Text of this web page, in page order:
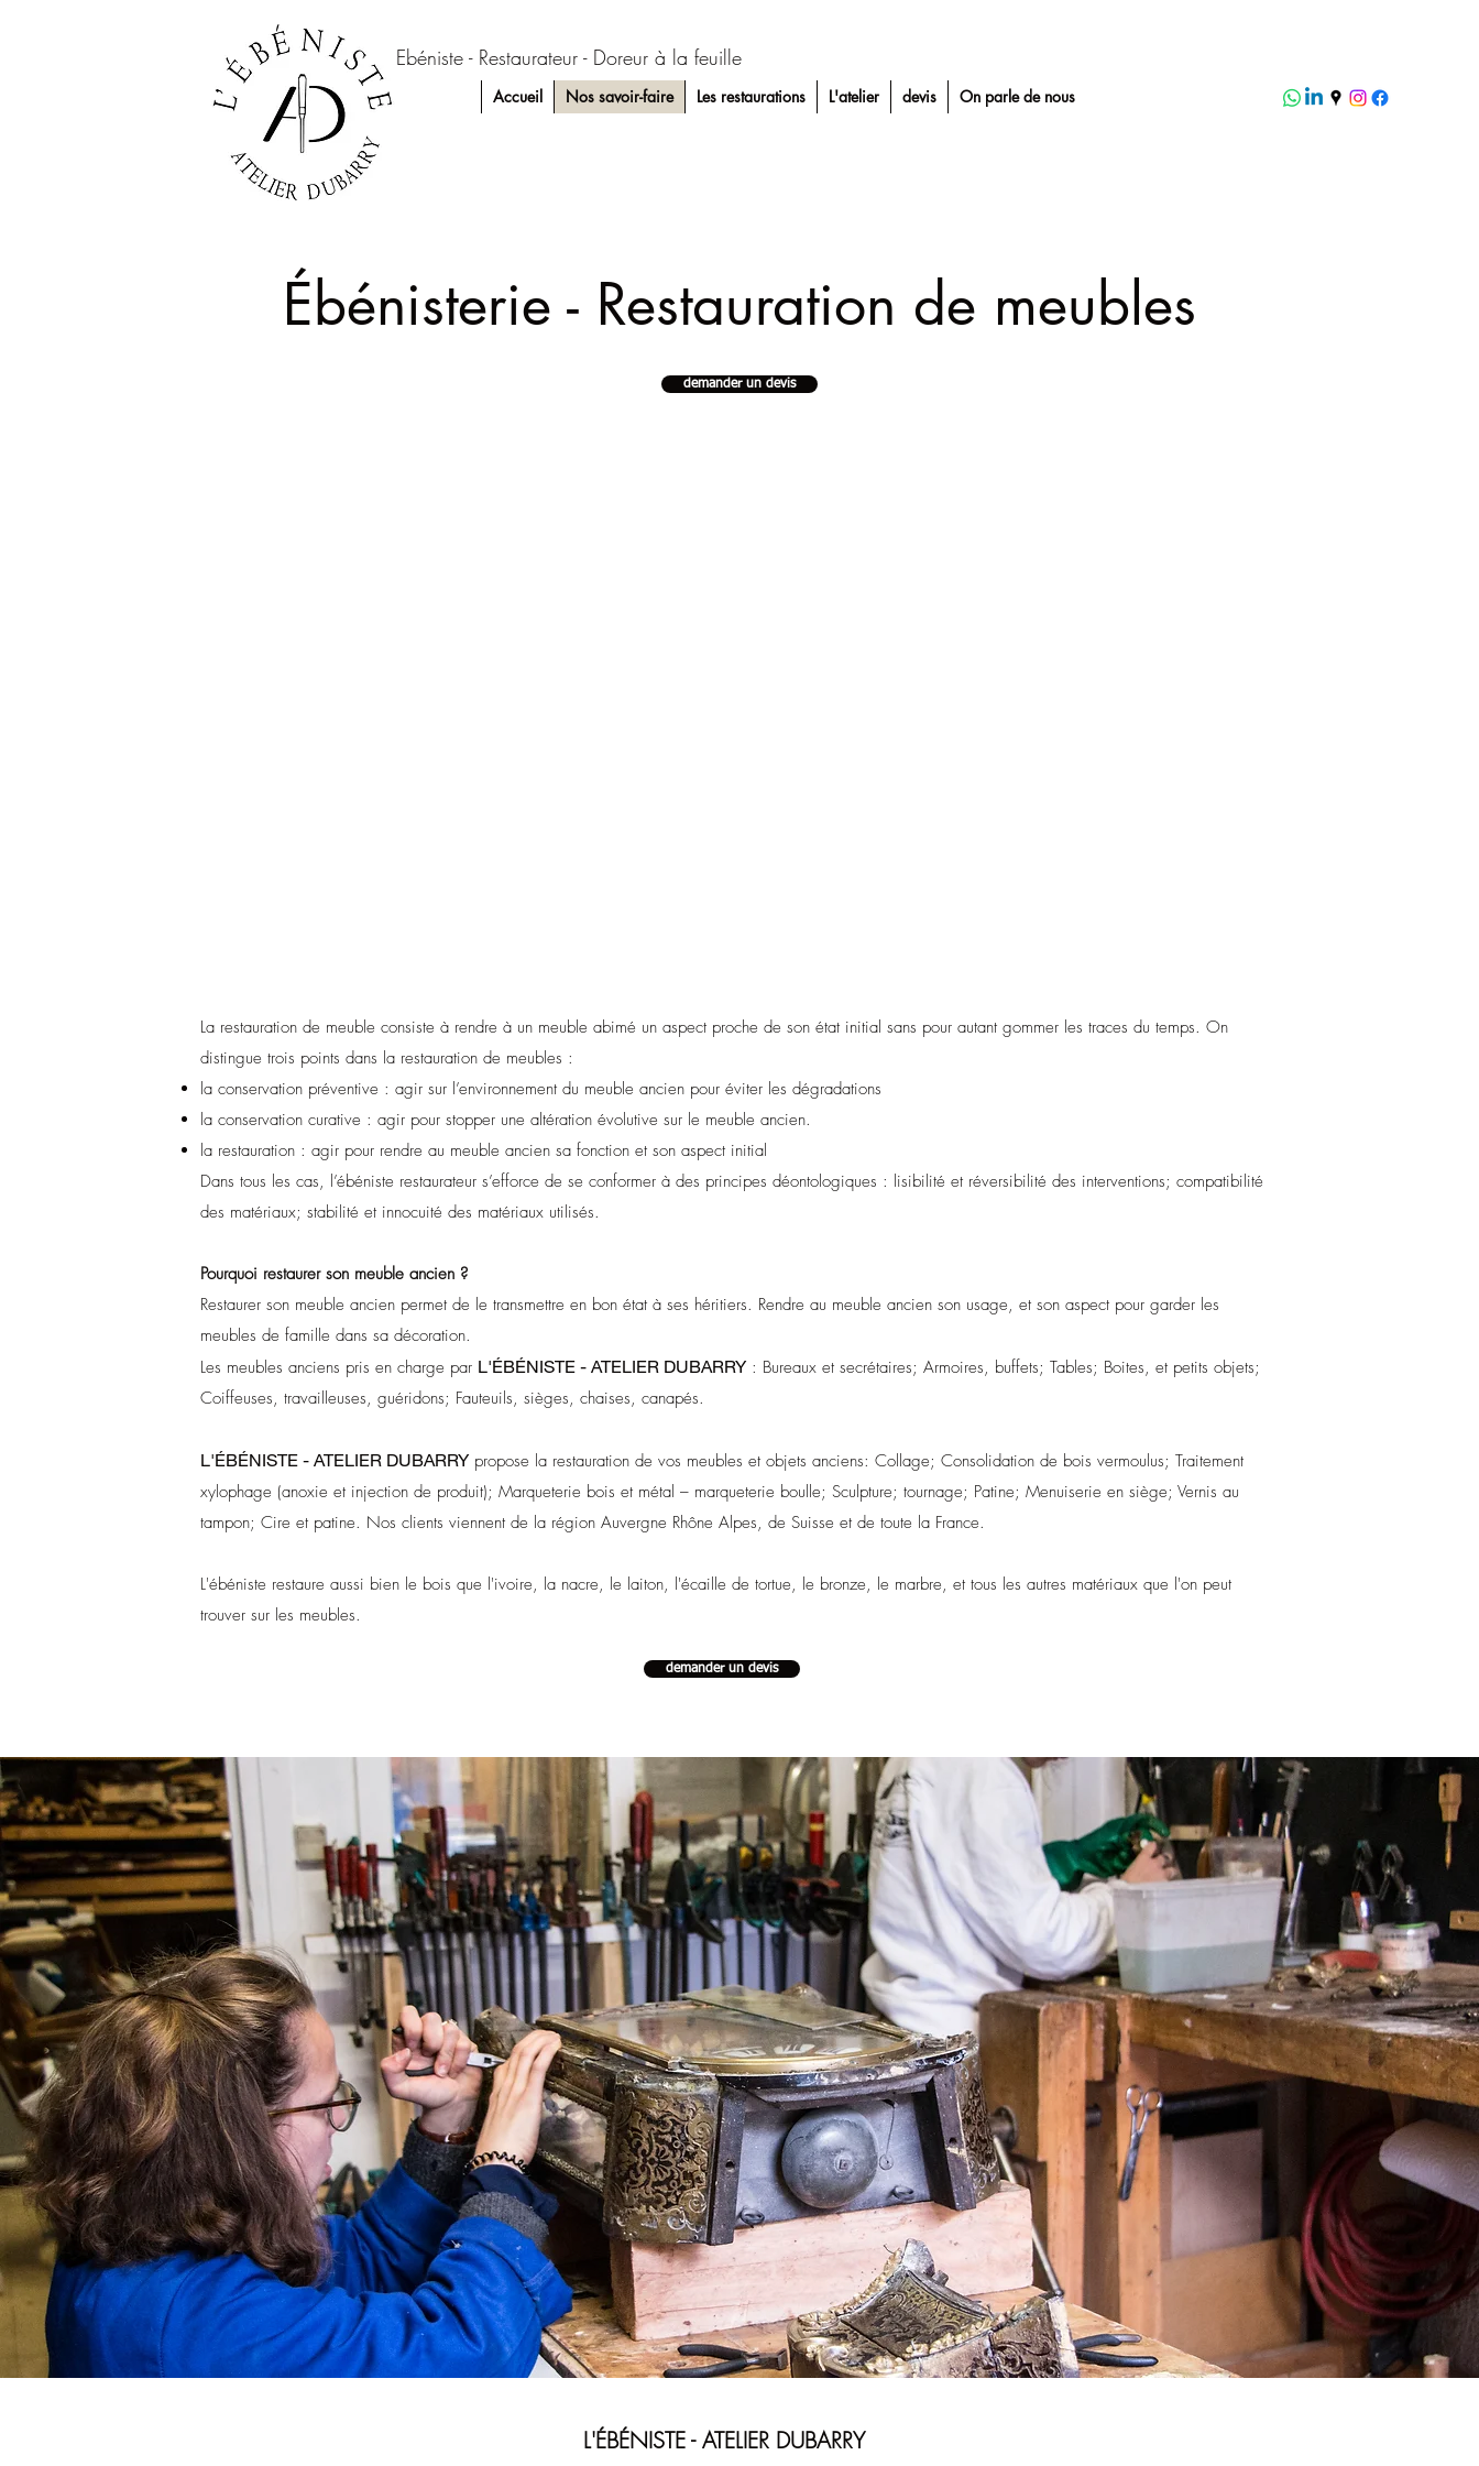
Ebéniste - Restaurateur - Doreur à la feuille
Accueil Nos savoir-faire Les restaurations L'atelier devis On parle de nous
Ébénisterie - Restauration de meubles
demander un devis
La restauration de meuble consiste à rendre à un meuble abimé un aspect proche de son état initial sans pour autant gommer les traces du temps. On
distingue trois points dans la restauration de meubles :
la conservation préventive : agir sur l’environnement du meuble ancien pour éviter les dégradations
la conservation curative : agir pour stopper une altération évolutive sur le meuble ancien.
la restauration : agir pour rendre au meuble ancien sa fonction et son aspect initial
Dans tous les cas, l’ébéniste restaurateur s’efforce de se conformer à des principes déontologiques : lisibilité et réversibilité des interventions; compatibilité
des matériaux; stabilité et innocuité des matériaux utilisés.
Pourquoi restaurer son meuble ancien ?
Restaurer son meuble ancien permet de le transmettre en bon état à ses héritiers. Rendre au meuble ancien son usage, et son aspect pour garder les
meubles de famille dans sa décoration.
Les meubles anciens pris en charge par L'ÉBÉNISTE - ATELIER DUBARRY : Bureaux et secrétaires; Armoires, buffets; Tables; Boites, et petits objets;
Coiffeuses, travailleuses, guéridons; Fauteuils, sièges, chaises, canapés​.
L'ÉBÉNISTE - ATELIER DUBARRY propose la restauration de vos meubles et objets anciens: Collage; Consolidation de bois vermoulus; Traitement
xylophage (anoxie et injection de produit); Marqueterie bois et métal – marqueterie boulle; Sculpture; tournage; Patine; Menuiserie en siège; Vernis au
tampon; Cire et patine. Nos clients viennent de la région Auvergne Rhône Alpes, de Suisse et de toute la France.
L'ébéniste restaure aussi bien le bois que l'ivoire, la nacre, le laiton, l'écaille de tortue, le bronze, le marbre, et tous les autres matériaux que l'on peut
trouver sur les meubles.
demander un devis
L'ÉBÉNISTE - ATELIER DUBARRY